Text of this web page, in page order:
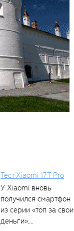
Тест Xiaomi 17T Pro
У Xiaomi вновь
получился смартфон
из серии «топ за свои
деньги»....